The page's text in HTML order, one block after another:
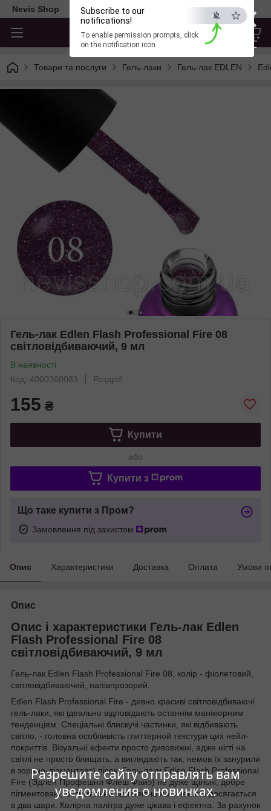
×
ESC
Разрешите сайту отправлять вам
уведомления о новинках.
Subscribe to our
notifications!
To enable permission prompts, click
on the notification icon
Nevis Shop
Товари та послуги Гель-лаки Гель-лак EDLEN
Гель-лак Edlen Flash Professional Fire 08
світловідбиваючий, 9 мл
В наявності
Код: 4000360083
Роздріб
155 ₴
Купити
або
Купити з
Що таке купити з Пром?
Замовлення під захистом
Опис Характеристики Доставка Оплата Умови
Опис
Опис і характеристики Гель-лак Edlen
Flash Professional Fire 08
світловідбиваючий, 9 мл
Гель-лак Edlen Flash Professional Fire 08, колір - фіолетовий,
світловідбиваючий, напівпрозорий.
Edlen Flash Professional Fire - дивно красиві світловідбиваючі
гель-лаки, які ідеально відповідають останнім манікюрним
тенденціям. Спеціальні блискучі частинки, які відбивають
світло, - головна особливість глиттерной текстури цих нейл-
покриттів. Візуальні ефекти просто дивовижні, адже нігті на
світлі не просто блищать, а виглядають так, немов їх занурили
в зоряно-діамантової пісок. Гель-лаки Edlen Flash Professional
Fire (Эдлен Профешнл Флеш Файэ) не дуже щільні, добре
пігментовані, оптимальна відтіняюча насиченість досягається
в два шари. Колірна палітра дуже цікава і ефектна. За рахунок